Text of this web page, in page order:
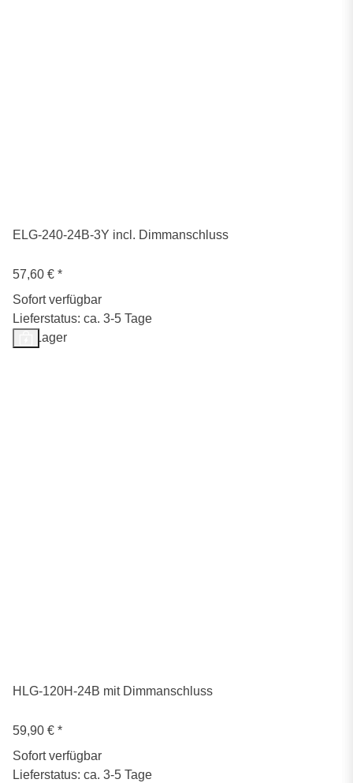
ELG-240-24B-3Y incl. Dimmanschluss
57,60 € *
Sofort verfügbar
Lieferstatus: ca. 3-5 Tage
Auf Lager
HLG-120H-24B mit Dimmanschluss
59,90 € *
Sofort verfügbar
Lieferstatus: ca. 3-5 Tage